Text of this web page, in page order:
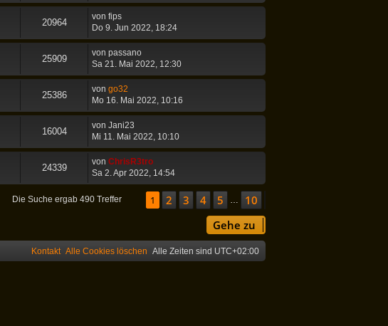
20964
von fips
Do 9. Jun 2022, 18:24
25909
von passano
Sa 21. Mai 2022, 12:30
25386
von go32
Mo 16. Mai 2022, 10:16
16004
von Jani23
Mi 11. Mai 2022, 10:10
24339
von ChrisR3tro
Sa 2. Apr 2022, 14:54
Die Suche ergab 490 Treffer Seite 1 von 10
1 2 3 4 5 … 10
Gehe zu
Alle Zeiten sind UTC+02:00
Alle Cookies löschen
Kontakt